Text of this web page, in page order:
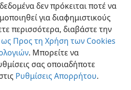
δεν πρόκειται ποτέ να
για διαφημιστικούς
περισσότερα, διαβάστε την
ως Προς τη Χρήση των Cookies
. Μπορείτε να
σας οποιαδήποτε
Ρυθμίσεις Απορρήτου.
Bible and Tract Society of Pennsylvania
Απορρήτου
Ρυθμίσεις Απορρήτου
JW.ORG
Σύνδεση